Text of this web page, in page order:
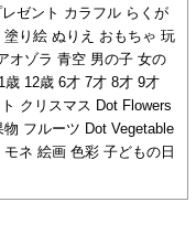
ゼント カラフル らくが
り絵 ぬりえ おもちゃ 玩
オゾラ 青空 男の子 女の
12歳 6才 7才 8才 9才
クリスマス Dot Flowers
フルーツ Dot Vegetable
ネ 絵画 色彩 子どもの日